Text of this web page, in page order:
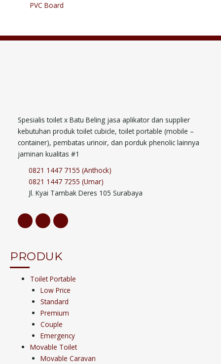
PVC Board
Spesialis toilet x Batu Beling jasa aplikator dan supplier
kebutuhan produk toilet cubicle, toilet portable (mobile –
container), pembatas urinoir, dan porduk phenolic lainnya
jaminan kualitas #1
0821 1447 7155 (Anthock)
0821 1447 7255 (Umar)
Jl. Kyai Tambak Deres 105 Surabaya
PRODUK
Toilet Portable
Low Price
Standard
Premium
Couple
Emergency
Movable Toilet
Movable Caravan